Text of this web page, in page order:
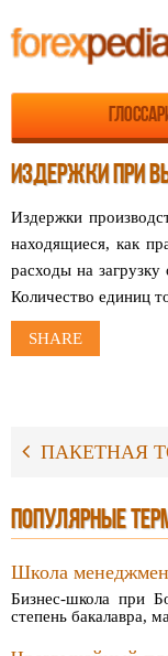
ИЗДЕРЖКИ ПРИ
Издержки
находящиеся, как
расходы на
Количество единиц
SHARE
ПАКЕТНАЯ
ПОПУЛЯРНЫЕ
Школа
Бизнес-школа при
степень бакалавра,